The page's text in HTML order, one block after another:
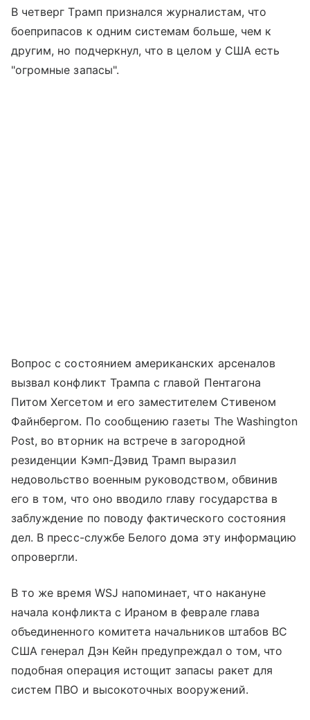
В четверг Трамп признался журналистам, что
боеприпасов к одним системам больше, чем к
другим, но подчеркнул, что в целом у США есть
"огромные запасы".
Вопрос с состоянием американских арсеналов
вызвал конфликт Трампа с главой Пентагона
Питом Хегсетом и его заместителем Стивеном
Файнбергом. По сообщению газеты The Washington
Post, во вторник на встрече в загородной
резиденции Кэмп-Дэвид Трамп выразил
недовольство военным руководством, обвинив
его в том, что оно вводило главу государства в
заблуждение по поводу фактического состояния
дел. В пресс-службе Белого дома эту информацию
опровергли.
В то же время WSJ напоминает, что накануне
начала конфликта с Ираном в феврале глава
объединенного комитета начальников штабов ВС
США генерал Дэн Кейн предупреждал о том, что
подобная операция истощит запасы ракет для
систем ПВО и высокоточных вооружений.